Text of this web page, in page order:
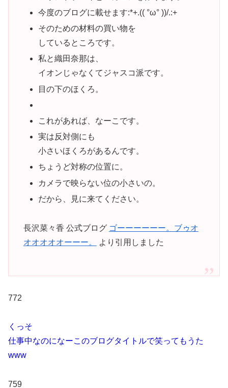
今度のブログに載せます:*+.(( °ω° ))/.:+
そのための材料の買い物を
しているところです。
私と織田奈那は、
イオンじゃなくてジャスコ派です。
目の下のほくろ。
これがあれば、なーこです。
実は反対側にも
小さいほくろがあるんです。
ちょうど対称の位置に。
カメラで映らない位の小さいの。
だから、見に来てください。
長沢菜々香 公式ブログ ゴーーーーーー。ブゥオ
オオオオオーーー。
より引用しました
772
くっそ
仕事中なのになーこのブログタイトルで笑ってもうた
www
759